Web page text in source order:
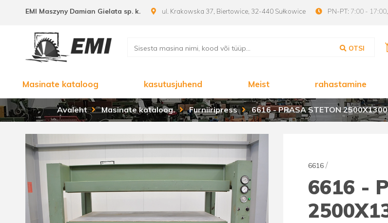
EMI Maszyny Damian Gielata sp. k. ul. Krakowska 37, Biertowice, 32-440 Sułkowice PN-PT: 7:00 - 17:00
OTSI
Masinate kataloog kasutusjuhend Meist rahastamine
Avaleht Masinate kataloog. Furniiripress 6616 - PRASA STETON 2500X1300
6616 /
6616 -